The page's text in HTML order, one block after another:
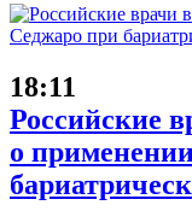
18:11
Российские
о